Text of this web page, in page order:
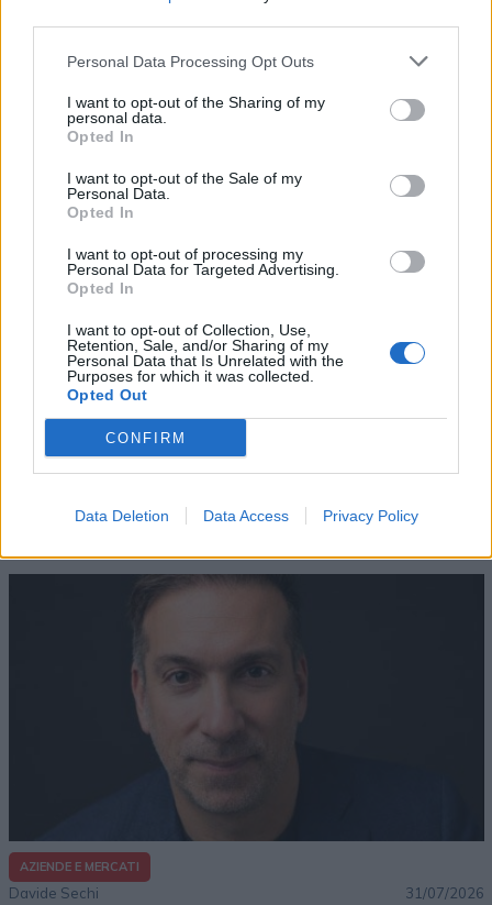
Personal Data Processing Opt Outs
I want to opt-out of the Sharing of my
personal data.
Opted In
I want to opt-out of the Sale of my
Personal Data.
Opted In
I want to opt-out of processing my
Personal Data for Targeted Advertising.
Opted In
I want to opt-out of Collection, Use,
Retention, Sale, and/or Sharing of my
Personal Data that Is Unrelated with the
Purposes for which it was collected.
Opted Out
CONFIRM
Data Deletion Data Access Privacy Policy
Altri articoli che potrebbero piacerti
Davide Sechi
Lenush Saf costruisce un ecosistema tra creatività,
impresa e musica
AZIENDE E MERCATI
Davide Sechi 31/07/2026